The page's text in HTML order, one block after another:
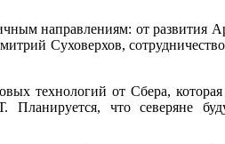
направлениям: от
Суховерхов,
технологий от Сбера,
что северяне